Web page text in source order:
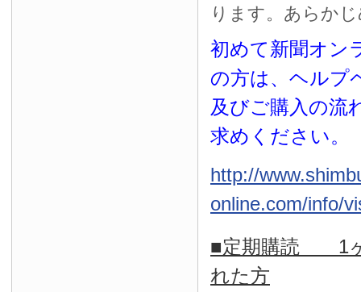
ります。あらか
初めて新聞オン
の方は、ヘルプ
及びご購入の流
求めください。
http://
online.com/info/
■定期購読 1ヶ
れた方